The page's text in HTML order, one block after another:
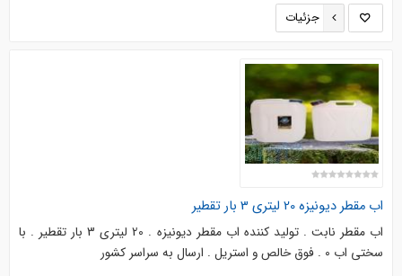
جزئیات
اب مقطر دیونیزه 20 لیتری 3 بار تقطیر
اب مقطر نابت . تولید کننده اب مقطر دیونیزه . 20 لیتری 3 بار تقطیر . با
سختی اب 0 . فوق خالص و استریل . ارسال به سراسر کشور